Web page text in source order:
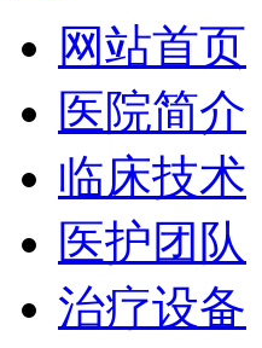
网站首页
医院简介
临床技术
医护团队
治疗设备